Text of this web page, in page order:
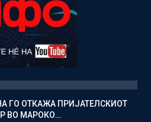
ГО ОТКАЖА ПРИЈАТЕЛСКИОТ
ВО МАРОКО…